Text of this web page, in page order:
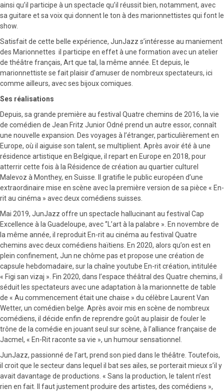
ainsi qu’il participe à un spectacle qu’il réussit bien, notamment, avec
sa guitare et sa voix qui donnent le ton à des marionnettistes qui font le
show.
Satisfait de cette belle expérience, JunJazz s’intéresse au maniement
des Marionnettes il participe en effet à une formation avec un atelier
de théâtre français, Art que tal, la même année. Et depuis, le
marionnettiste se fait plaisir d’amuser de nombreux spectateurs, ici
comme ailleurs, avec ses bijoux comiques.
Ses réalisations
Depuis, sa grande première au festival Quatre chemins de 2016, la vie
de comédien de Jean Fritz Junior Odné prend un autre essor, connaît
une nouvelle expansion. Des voyages à l’étranger, particulièrement en
Europe, où il aiguise son talent, se multiplient. Après avoir été à une
résidence artistique en Belgique, il repart en Europe en 2018, pour
atterrir cette fois à la Résidence de création au quartier culturel
Malevoz à Monthey, en Suisse. Il gratifie le public européen d’une
extraordinaire mise en scène avec la première version de sa pièce « En-
rit au cinéma » avec deux comédiens suisses.
Mai 2019, JunJazz offre un spectacle hallucinant au festival Cap
Excellence à la Guadeloupe, avec ‘’L’art à la palabre ». En novembre de
la même année, il reproduit En-rit au cinéma au festival Quatre
chemins avec deux comédiens haïtiens. En 2020, alors qu’on est en
plein confinement, Jun ne chôme pas et propose une création de
capsule hebdomadaire, sur la chaîne youtube En-rit création, intitulée
« Figi san vizaj ». Fin 2020, dans l’espace théâtral des Quatre chemins, il
séduit les spectateurs avec une adaptation à la marionnette de table
de « Au commencement était une chaise » du célèbre Laurent Van
Wetter, un comédien belge. Après avoir mis en scène de nombreux
comédiens, il décide enfin de reprendre goût au plaisir de fouler le
trône de la comédie en jouant seul sur scène, à l’alliance française de
Jacmel, « En-Rit raconte sa vie », un humour sensationnel.
JunJazz, passionné de l’art, prend son pied dans le théâtre. Toutefois,
il croit que le secteur dans lequel il bat ses ailes, se porterait mieux s’il y
avait davantage de productions. « Sans la production, le talent n’est
rien en fait. Il faut justement produire des artistes, des comédiens »,